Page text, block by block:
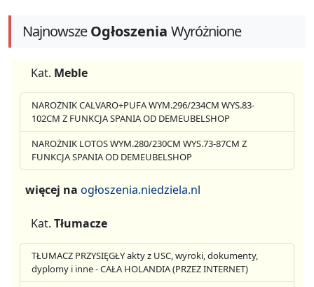
NajnowszeOgłoszenia Wyróżnione
Kat. Meble
NAROŻNIK CALVARO+PUFA WYM.296/234CM WYS.83-
102CM Z FUNKCJA SPANIA OD DEMEUBELSHOP
NAROŻNIK LOTOS WYM.280/230CM WYS.73-87CM Z
FUNKCJA SPANIA OD DEMEUBELSHOP
więcej na ogłoszenia.niedziela.nl
Kat. Tłumacze
TŁUMACZ PRZYSIĘGŁY akty z USC, wyroki, dokumenty,
dyplomy i inne - CAŁA HOLANDIA (PRZEZ INTERNET)